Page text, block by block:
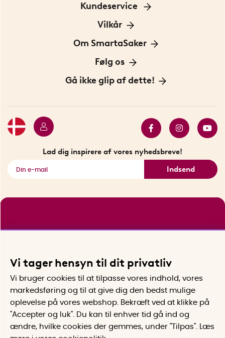
Kundeservice
Kontakt os
Vilkår
Information om cookies
Privatlivspolitik
Om SmartaSaker
Om os
Vores historie
Følg os
Opfindere
Gå ikke glip af dette!
Lad dig inspirere af vores nyhedsbreve!
Indsend
Vi tager hensyn til dit privatliv
Vi bruger cookies til at tilpasse vores indhold, vores
markedsføring og til at give dig den bedst mulige
oplevelse på vores webshop. Bekræft ved at klikke på
"Accepter og luk". Du kan til enhver tid gå ind og
ændre, hvilke cookies der gemmes, under "Tilpas". Læs